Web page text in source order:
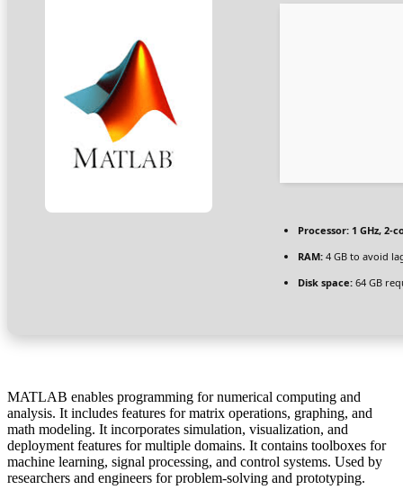
Processor: 1 GHz, 2-
RAM: 4 GB to avoid
Disk space: 64 GB
MATLAB enables programming for numerical computing and
analysis. It includes features for matrix operations, graphing, and
math modeling. It incorporates simulation, visualization, and
deployment features for multiple domains. It contains toolboxes for
machine learning, signal processing, and control systems. Used by
researchers and engineers for problem-solving and prototyping.